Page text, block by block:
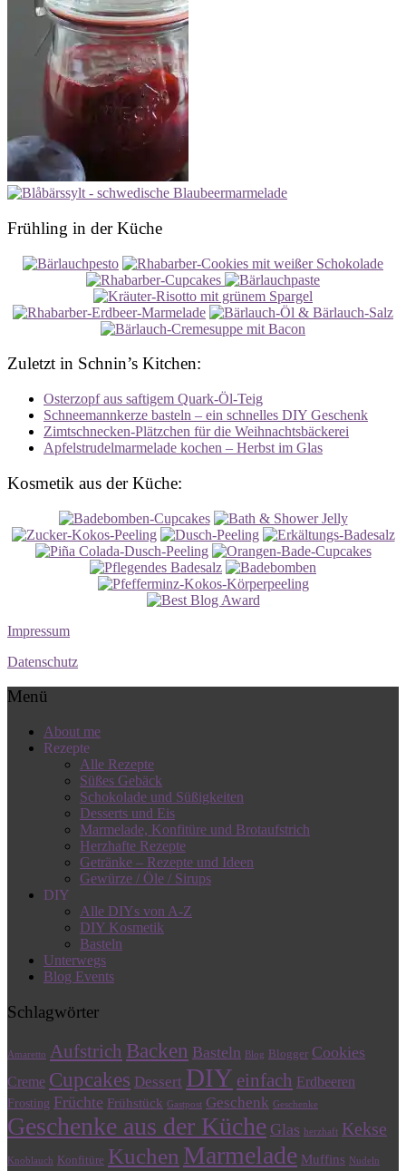
Frühling in der Küche
Zuletzt in Schnin’s Kitchen:
Osterzopf aus saftigem Quark-Öl-Teig
Schneemannkerze basteln – ein schnelles DIY Geschenk
Zimtschnecken-Plätzchen für die Weihnachtsbäckerei
Apfelstrudelmarmelade kochen – Herbst im Glas
Kosmetik aus der Küche:
Impressum
Datenschutz
Menü
About me
Rezepte
Alle Rezepte
Süßes Gebäck
Schokolade und Süßigkeiten
Desserts und Eis
Marmelade, Konfitüre und Brotaufstrich
Herzhafte Rezepte
Getränke – Rezepte und Ideen
Gewürze / Öle / Sirups
DIY
Alle DIYs von A-Z
DIY Kosmetik
Basteln
Unterwegs
Blog Events
Schlagwörter
Amaretto Aufstrich Backen Basteln Blog Blogger Cookies
Creme Cupcakes Dessert DIY einfach Erdbeeren
Frosting Früchte Frühstück Gastpost Geschenk Geschenke
Geschenke aus der Küche Glas herzhaft Kekse
Knoblauch Konfitüre Kuchen Marmelade Muffins Nudeln